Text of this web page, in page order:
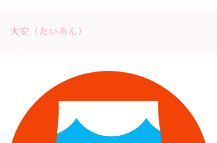
大安（たいあん）